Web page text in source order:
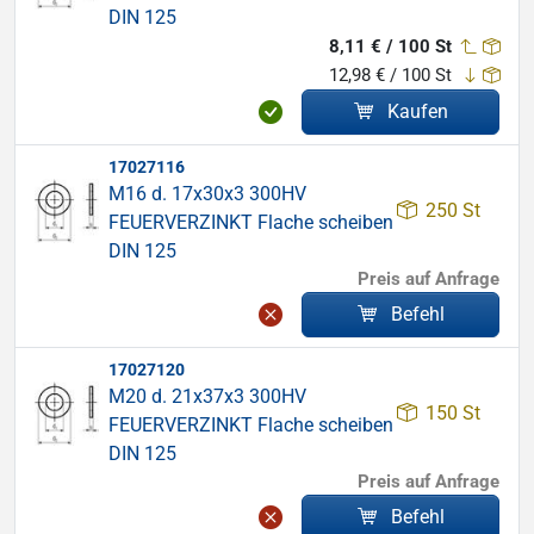
DIN 125
8,11 € / 100 St
12,98 € / 100 St
Kaufen
17027116
M16 d. 17x30x3 300HV
FEUERVERZINKT Flache scheiben
DIN 125
250 St
Preis auf Anfrage
Befehl
17027120
M20 d. 21x37x3 300HV
FEUERVERZINKT Flache scheiben
DIN 125
150 St
Preis auf Anfrage
Befehl